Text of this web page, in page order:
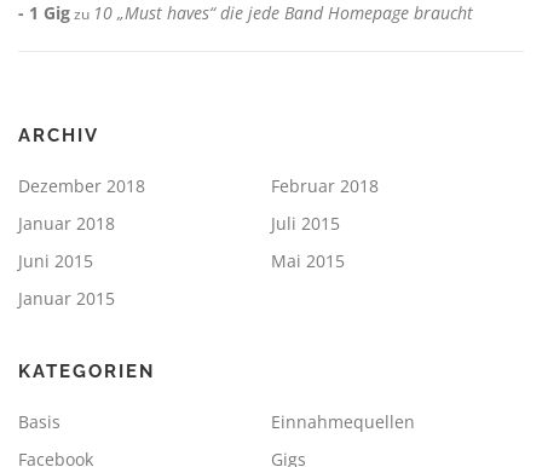
- 1 Gigzu 10 „Must haves“ die jede Band Homepage braucht
ARCHIV
Dezember 2018
Februar 2018
Januar 2018
Juli 2015
Juni 2015
Mai 2015
Januar 2015
KATEGORIEN
Basis
Einnahmequellen
Facebook
Gigs